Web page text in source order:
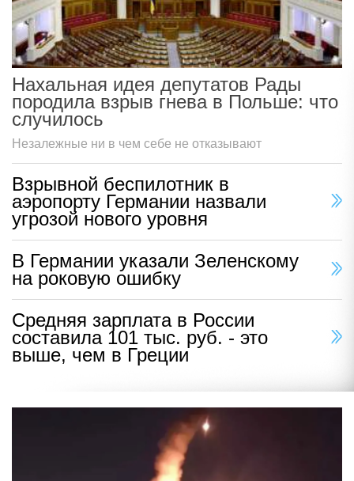
Нахальная идея депутатов Рады
породила взрыв гнева в Польше: что
случилось
Незалежные ни в чем себе не отказывают
Взрывной беспилотник в
аэропорту Германии назвали
угрозой нового уровня
В Германии указали Зеленскому
на роковую ошибку
Средняя зарплата в России
составила 101 тыс. руб. - это
выше, чем в Греции